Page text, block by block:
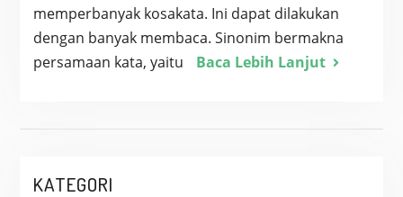
memperbanyak kosakata. Ini dapat dilakukan
dengan banyak membaca. Sinonim bermakna
persamaan kata, yaitu
Baca Lebih Lanjut
KATEGORI